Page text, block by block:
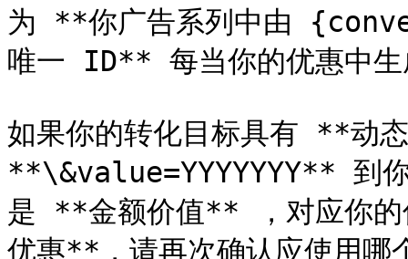
为 **你广告系列中由
唯一 ID** 每当你的优惠中生
如果你的转化目标具有 **动
**\&value=YYYYYYY** 到
是 **金额价值** ，对应你的
优惠**，请再次确认应使用哪